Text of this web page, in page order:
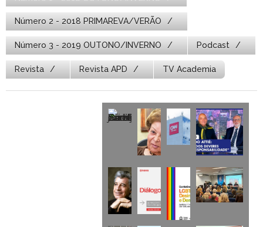
Número 2 - 2018 PRIMAREVA/VERÃO
Número 3 - 2019 OUTONO/INVERNO Podcast
Revista Revista APD TV Academia